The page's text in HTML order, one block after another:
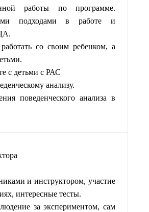
работы по программе.
подходами в работе и
со своим ребенком, а
с детьми с РАС
анализу.
поведенческого анализа в
и инструктором, участие
интересные тесты.
за экспериментом, сам